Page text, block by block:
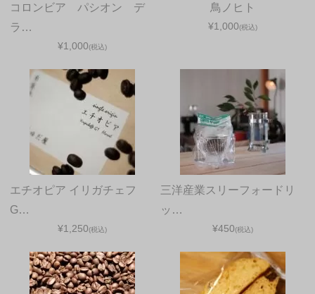
コロンビア パシオン デ
ラ…
¥1,000(税込)
鳥ノヒト
¥1,000(税込)
エチオピア イリガチェフ
G…
¥1,250(税込)
三洋産業スリーフォードリ
ッ…
¥450(税込)